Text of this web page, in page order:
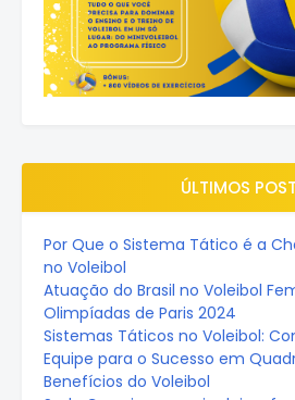
ÚLTIMOS
Por Que o Sistema Tático é a
no Voleibol
Atuação do Brasil no Voleibol
Olimpíadas de Paris 2024
Sistemas Táticos no Voleibol:
Equipe para o Sucesso em
Benefícios do Voleibol